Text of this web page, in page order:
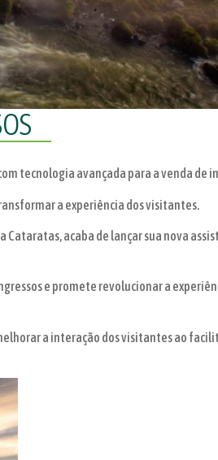
tecnologia avançada para a venda de
a experiência dos visitantes.
Cataratas, acaba de lançar sua nova
e promete revolucionar a
a interação dos visitantes ao